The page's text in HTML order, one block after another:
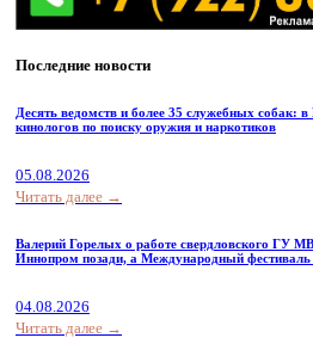
Последние новости
Десять ведомств и более 35 служебных собак: в
кинологов по поиску оружия и наркотиков
05.08.2026
Читать далее →
Валерий Горелых о работе свердловского ГУ
Иннопром позади, а Международный фестиваль
04.08.2026
Читать далее →